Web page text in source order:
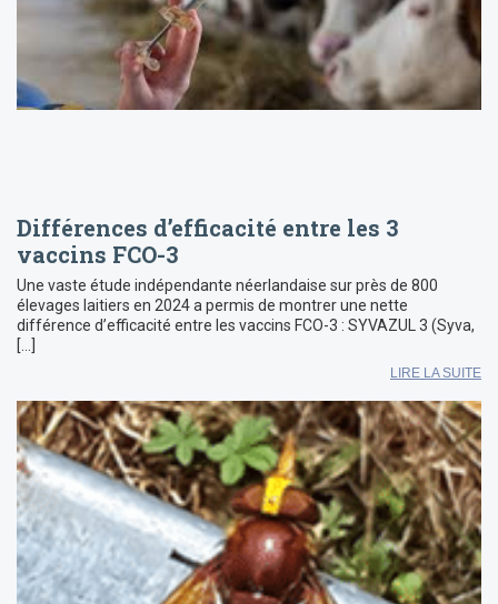
Différences d’efficacité entre les 3
vaccins FCO-3
Une vaste étude indépendante néerlandaise sur près de 800
élevages laitiers en 2024 a permis de montrer une nette
différence d’efficacité entre les vaccins FCO-3 : SYVAZUL 3 (Syva,
[…]
LIRE LA SUITE